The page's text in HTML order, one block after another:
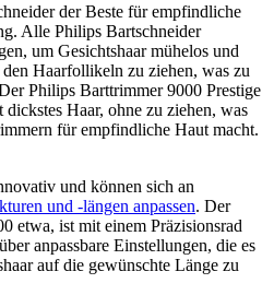
der Beste für empfindliche
Alle Philips Bartschneider
um Gesichtshaar mühelos und
Haarfollikeln zu ziehen, was zu
Philips Barttrimmer 9000 Prestige
dickstes Haar, ohne zu ziehen, was
für empfindliche Haut macht.
und können sich an
und -längen anpassen. Der
etwa, ist mit einem Präzisionsrad
anpassbare Einstellungen, die es
auf die gewünschte Länge zu